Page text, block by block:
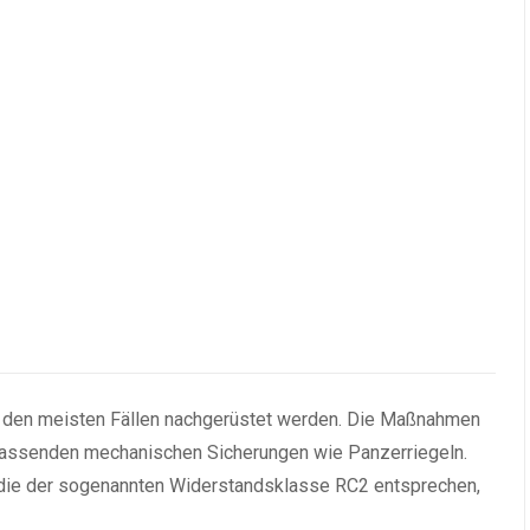
meisten Fällen nachgerüstet werden. Die Maßnahmen
mechanischen Sicherungen wie Panzerriegeln.
der sogenannten Widerstandsklasse RC2 entsprechen,